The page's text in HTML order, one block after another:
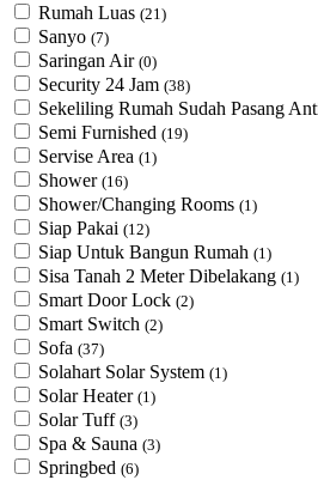
Rumah Luas (21)
Sanyo (7)
Saringan Air (0)
Security 24 Jam (38)
Sekeliling Rumah Sudah Pasang
Semi Furnished (19)
Servise Area (1)
Shower (16)
Shower/Changing Rooms (1)
Siap Pakai (12)
Siap Untuk Bangun Rumah (1)
Sisa Tanah 2 Meter Dibelakang (1)
Smart Door Lock (2)
Smart Switch (2)
Sofa (37)
Solahart Solar System (1)
Solar Heater (1)
Solar Tuff (3)
Spa & Sauna (3)
Springbed (6)